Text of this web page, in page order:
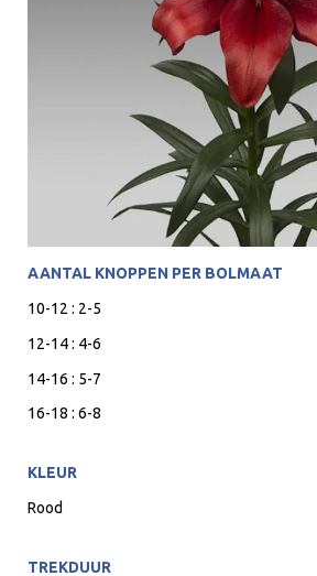
AANTAL KNOPPEN PER BOLMAAT
10-12 : 2-5
12-14 : 4-6
14-16 : 5-7
16-18 : 6-8
KLEUR
Rood
TREKDUUR